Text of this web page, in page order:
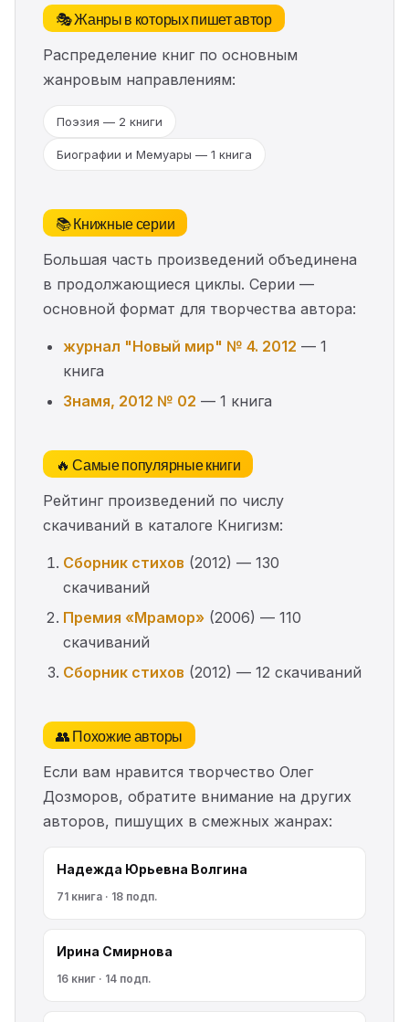
🎭 Жанры в которых пишет автор
Распределение книг по основным
жанровым направлениям:
Поэзия — 2 книги
Биографии и Мемуары — 1 книга
📚 Книжные серии
Большая часть произведений объединена
в продолжающиеся циклы. Серии —
основной формат для творчества автора:
журнал "Новый мир" № 4. 2012 — 1
книга
Знамя, 2012 № 02 — 1 книга
🔥 Самые популярные книги
Рейтинг произведений по числу
скачиваний в каталоге Книгизм:
Сборник стихов (2012) — 130
скачиваний
Премия «Мрамор» (2006) — 110
скачиваний
Сборник стихов (2012) — 12 скачиваний
👥 Похожие авторы
Если вам нравится творчество Олег
Дозморов, обратите внимание на других
авторов, пишущих в смежных жанрах:
Надежда Юрьевна Волгина
71 книга · 18 подп.
Ирина Смирнова
16 книг · 14 подп.